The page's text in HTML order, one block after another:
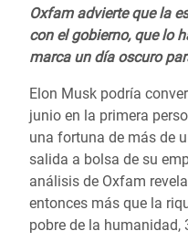
Oxfam advierte que la
con el gobierno, que lo
marca un día oscuro
Elon Musk podría
junio en la primera
una fortuna de más de
salida a bolsa de su
análisis de Oxfam
entonces más que la
pobre de la humanidad,